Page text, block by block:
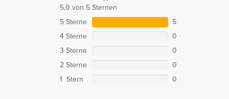
5,0 von 5 Sternen
5 Sterne
5
4 Sterne
0
3 Sterne
0
2 Sterne
0
1 Stern
0